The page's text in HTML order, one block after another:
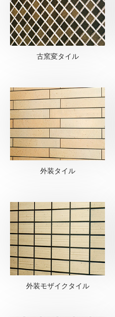
古窯変タイル
外装タイル
外装モザイクタイル